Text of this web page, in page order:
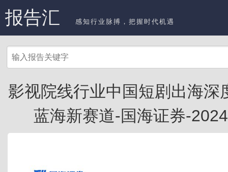
报告汇 感知行业脉搏，把握时代机遇
影视院线行业中国短剧出海深
蓝海新赛道-国海证券-